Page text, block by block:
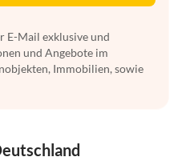
E-Mail exklusive und
und Angebote im
Immobilien, sowie